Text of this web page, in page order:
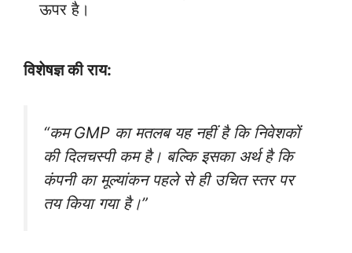
ऊपर है।
विशेषज्ञ की राय:
“कम GMP का मतलब यह नहीं है कि निवेशकों
की दिलचस्पी कम है। बल्कि इसका अर्थ है कि
कंपनी का मूल्यांकन पहले से ही उचित स्तर पर
तय किया गया है।”